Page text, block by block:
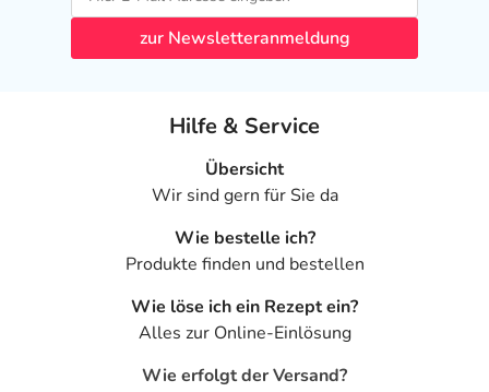
zur Newsletteranmeldung
Hilfe & Service
Übersicht
Wir sind gern für Sie da
Wie bestelle ich?
Produkte finden und bestellen
Wie löse ich ein Rezept ein?
Alles zur Online-Einlösung
Wie erfolgt der Versand?